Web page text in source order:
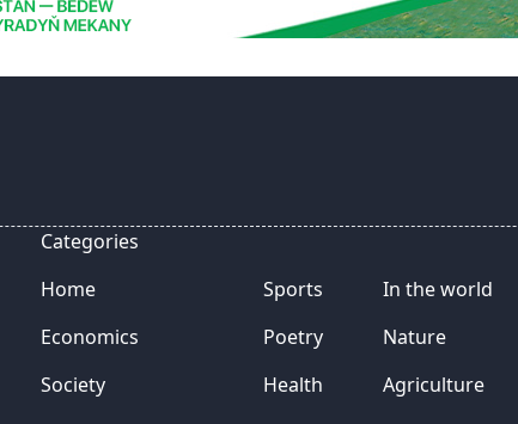
Categories
Home
Economics
Society
Sports
Poetry
Health
In the world
Nature
Agriculture